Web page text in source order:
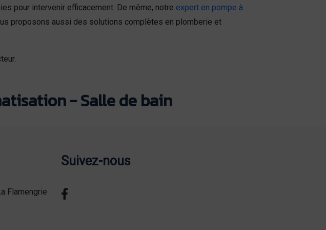
pour intervenir efficacement. De même, notre expert en pompe à
proposons aussi des solutions complètes en plomberie et
- Salle de bain
Flamengrie
Suivez-nous